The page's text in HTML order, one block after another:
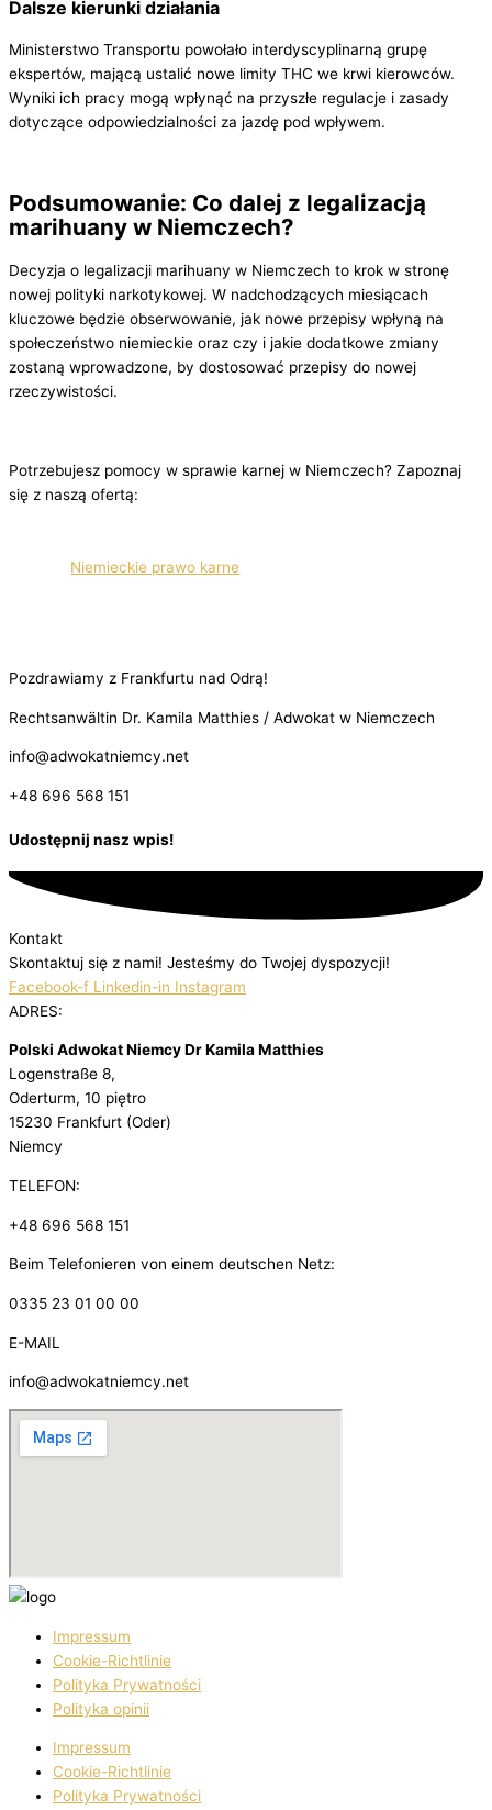
Dalsze kierunki działania
Ministerstwo Transportu powołało interdyscyplinarną grupę
ekspertów, mającą ustalić nowe limity THC we krwi kierowców.
Wyniki ich pracy mogą wpłynąć na przyszłe regulacje i zasady
dotyczące odpowiedzialności za jazdę pod wpływem.
Podsumowanie: Co dalej z legalizacją
marihuany w Niemczech?
Decyzja o legalizacji marihuany w Niemczech to krok w stronę
nowej polityki narkotykowej. W nadchodzących miesiącach
kluczowe będzie obserwowanie, jak nowe przepisy wpłyną na
społeczeństwo niemieckie oraz czy i jakie dodatkowe zmiany
zostaną wprowadzone, by dostosować przepisy do nowej
rzeczywistości.
Potrzebujesz pomocy w sprawie karnej w Niemczech? Zapoznaj
się z naszą ofertą:
Niemieckie prawo karne
Pozdrawiamy z Frankfurtu nad Odrą!
Rechtsanwältin Dr. Kamila Matthies / Adwokat w Niemczech
info@adwokatniemcy.net
+48 696 568 151
Udostępnij nasz wpis!
Kontakt
Skontaktuj się z nami! Jesteśmy do Twojej dyspozycji!
Facebook-f Linkedin-in Instagram
ADRES:
Polski Adwokat Niemcy Dr Kamila Matthies
Logenstraße 8,
Oderturm, 10 piętro
15230 Frankfurt (Oder)
Niemcy
TELEFON:
+48 696 568 151
Beim Telefonieren von einem deutschen Netz:
0335 23 01 00 00
E-MAIL
info@adwokatniemcy.net
Impressum
Cookie-Richtlinie
Polityka Prywatności
Polityka opinii
Impressum
Cookie-Richtlinie
Polityka Prywatności